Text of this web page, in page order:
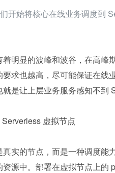
开始将核心在线业务调度到
着明显的波峰和波谷，在高峰
求也越高，尽可能保证在线
是让上层业务服务感知不到
虚拟节点
实的节点，而是一种调度能
源中。部署在虚拟节点上的